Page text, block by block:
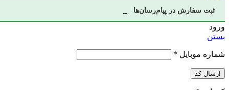
ثبت سفارش در پیام‌رسان‌ها
ورود
بستن
شماره موبایل *
ارسال کد